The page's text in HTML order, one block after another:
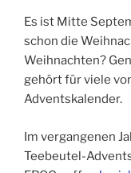
Qualität“
Es ist Mitte
schon die
Weihnachten?
gehört für viele
Adventskalender.
Im vergangenen
Teebeutel-